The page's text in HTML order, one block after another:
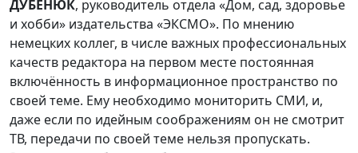
ДУБЕНЮК, руководитель отдела «Дом, сад, здоровье
и хобби» издательства «ЭКСМО». По мнению
немецких коллег, в числе важных профессиональных
качеств редактора на первом месте постоянная
включённость в информационное пространство по
своей теме. Ему необходимо мониторить СМИ, и,
даже если по идейным соображениям он не смотрит
ТВ, передачи по своей теме нельзя пропускать.